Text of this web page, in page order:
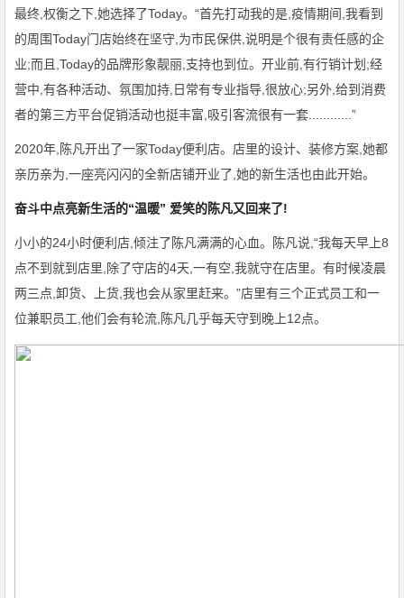
最终,权衡之下,她选择了Today。“首先打动我的是,疫情期间,我看到
的周围Today门店始终在坚守,为市民保供,说明是个很有责任感的企
业;而且,Today的品牌形象靓丽,支持也到位。开业前,有行销计划;经
营中,有各种活动、氛围加持,日常有专业指导,很放心;另外,给到消费
者的第三方平台促销活动也挺丰富,吸引客流很有一套............”
2020年,陈凡开出了一家Today便利店。店里的设计、装修方案,她都
亲历亲为,一座亮闪闪的全新店铺开业了,她的新生活也由此开始。
奋斗中点亮新生活的“温暖” 爱笑的陈凡又回来了!
小小的24小时便利店,倾注了陈凡满满的心血。陈凡说,“我每天早上8
点不到就到店里,除了守店的4天,一有空,我就守在店里。有时候凌晨
两三点,卸货、上货,我也会从家里赶来。”店里有三个正式员工和一
位兼职员工,他们会有轮流,陈凡几乎每天守到晚上12点。